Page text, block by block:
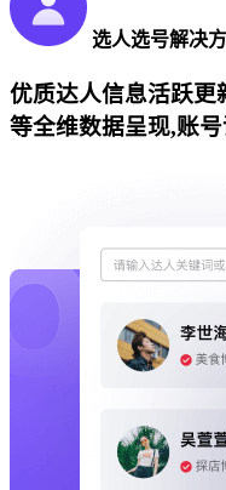
选人选号解决
优质达人信息活跃更
等全维数据呈现,账号